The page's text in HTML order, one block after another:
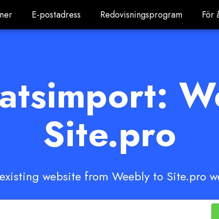
E-postadress
E-postadress Redovisningsprogram
Redovisningsprogram För
För
Site.pro
website from Weebly to Site.pro